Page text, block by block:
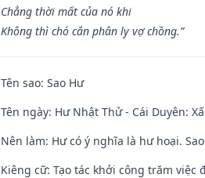
Chẳng thời mất của nó khi
Không thì chó cắn phân ly vợ chồng.”
Tên sao: Sao Hư
Tên ngày: Hư Nhật Thử - Cái Duyên:
Nên làm: Hư có ý nghĩa là hư hoại.
Kiêng cữ: Tạo tác khởi công trăm việc